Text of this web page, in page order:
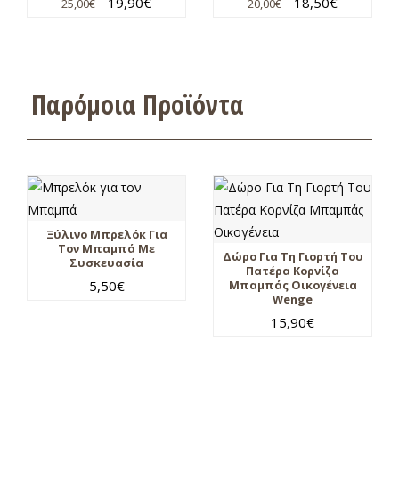
25,00€ 20,00€
Παρόμοια Προϊόντα
Ξύλινο Μπρελόκ Για
Τον Μπαμπά Με
Συσκευασία
5,50€
Δώρο Για Τη Γιορτή Του
Πατέρα Κορνίζα
Μπαμπάς Οικογένεια
Wenge
15,90€